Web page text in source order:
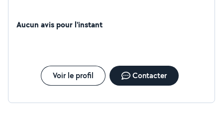
Aucun avis pour l'instant
Voir le profil Contacter